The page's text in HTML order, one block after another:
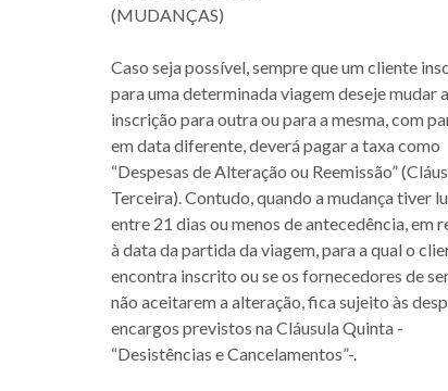
(MUDANÇAS)
Caso seja possível, sempre que um cliente
para uma determinada viagem deseje mudar
inscrição para outra ou para a mesma, com
em data diferente, deverá pagar a taxa como
“Despesas de Alteração ou Reemissão”
Terceira). Contudo, quando a mudança tiver
entre 21 dias ou menos de antecedência, em
à data da partida da viagem, para a qual o
encontra inscrito ou se os fornecedores de
não aceitarem a alteração, fica sujeito às
encargos previstos na Cláusula Quinta -
“Desistências e Cancelamentos”-.